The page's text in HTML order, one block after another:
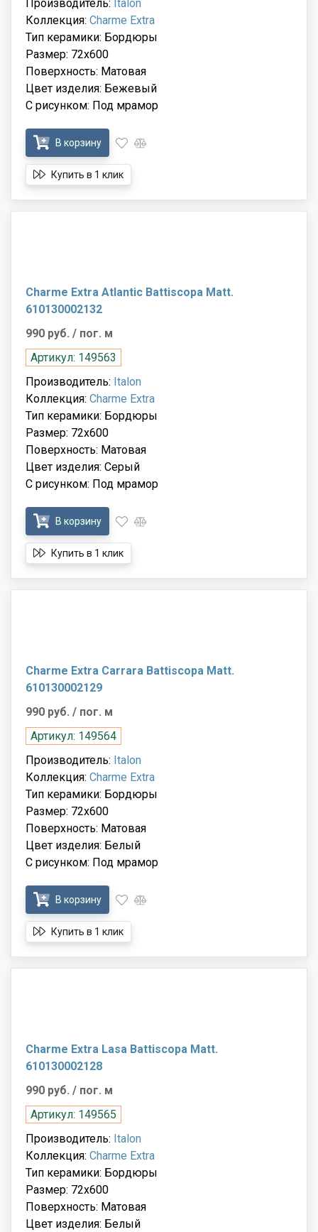
Производитель: Italon
Коллекция: Charme Extra
Тип керамики: Бордюры
Размер: 72x600
Поверхность: Матовая
Цвет изделия: Бежевый
С рисунком: Под мрамор
В корзину
Купить в 1 клик
Charme Extra Atlantic Battiscopa Matt.
610130002132
990 руб. / пог. м
Артикул: 149563
Производитель: Italon
Коллекция: Charme Extra
Тип керамики: Бордюры
Размер: 72x600
Поверхность: Матовая
Цвет изделия: Серый
С рисунком: Под мрамор
В корзину
Купить в 1 клик
Charme Extra Carrara Battiscopa Matt.
610130002129
990 руб. / пог. м
Артикул: 149564
Производитель: Italon
Коллекция: Charme Extra
Тип керамики: Бордюры
Размер: 72x600
Поверхность: Матовая
Цвет изделия: Белый
С рисунком: Под мрамор
В корзину
Купить в 1 клик
Charme Extra Lasa Battiscopa Matt.
610130002128
990 руб. / пог. м
Артикул: 149565
Производитель: Italon
Коллекция: Charme Extra
Тип керамики: Бордюры
Размер: 72x600
Поверхность: Матовая
Цвет изделия: Белый